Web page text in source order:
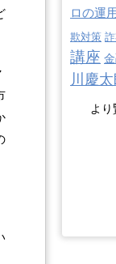
ロの運
欺対策
講座
川慶
よ